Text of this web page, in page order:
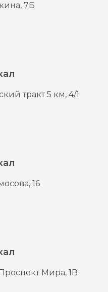
7Б
тракт 5 км, 4/1
16
Мира, 1В